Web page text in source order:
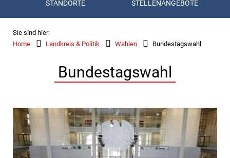
STANDORTE STELLENANGEBOTE
Sie sind hier:
Home
Landkreis & Politik Wahlen Bundestagswahl
Bundestagswahl